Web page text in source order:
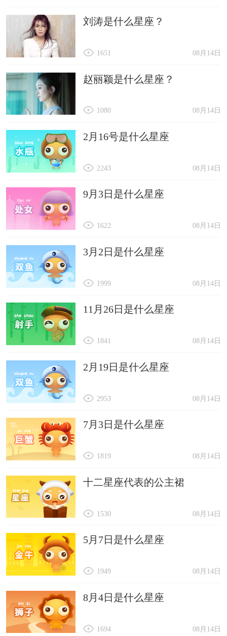
刘涛是什么星座？
08月14日
1651
赵丽颖是什么星座？
08月14日
1080
2月16号是什么星座
08月14日
2243
9月3日是什么星座
08月14日
1622
3月2日是什么星座
08月14日
1999
11月26日是什么星座
08月14日
1841
2月19日是什么星座
08月14日
2953
7月3日是什么星座
08月14日
1819
十二星座代表的公主裙
08月14日
1530
5月7日是什么星座
08月14日
1949
8月4日是什么星座
08月14日
1694